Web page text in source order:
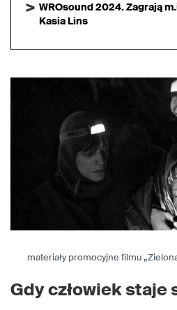
WROsound 2024. Zagrają
Kasia Lins
materiały promocyjne filmu
Gdy człowiek staje